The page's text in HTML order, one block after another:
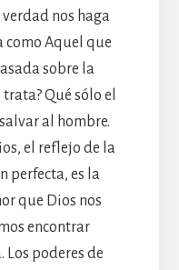
nos haga
como Aquel que
sobre la
Qué sólo el
al hombre.
el reflejo de la
perfecta, es la
que Dios nos
encontrar
poderes de